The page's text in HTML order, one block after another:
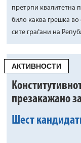
претрпи квалитетна
било каква грешка во
сите граѓани на
АКТИВНОСТИ
презакажано
Шест